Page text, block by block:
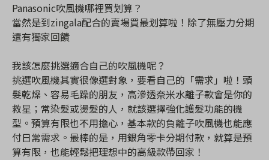
Panasonic吹風機哪裡買划算？
當然是到zingala配合的賣場買最划算啦！除了無壓力分期
還有獨家回饋
我該怎麼挑選適合自己的吹風機呢？
挑選吹風機其實很像選對象，要看自己的「需求」啦！頭
髮乾燥、容易毛躁的朋友，高滲透奈米水離子款會是你的
救星；常染髮或燙髮的人，就該選擇強化護髮功能的機
型。預算有限也不用擔心，基本款的負離子吹風機也能應
付日常需求。最棒的是，用銀角零卡分期付款，就算是預
算有限，也能輕鬆把理想中的高級款帶回家！